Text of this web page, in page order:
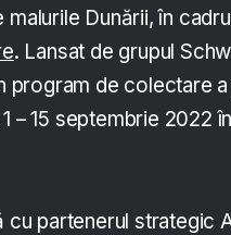
Dunării, în
. Lansat de grupul
program de colectare
– 15 septembrie 2022
cu partenerul